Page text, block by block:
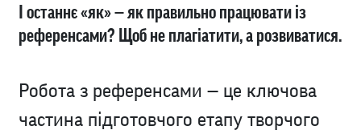
І останнє «як» — як правильно працювати із
референсами? Щоб не плагіатити, а розвиватися.
Робота з референсами — це ключова
частина підготовчого етапу творчого